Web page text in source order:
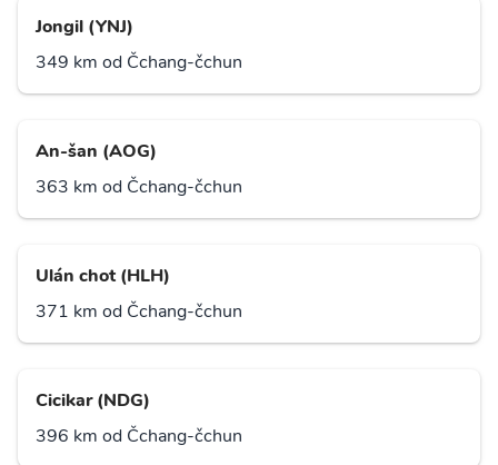
Jongil (YNJ)
349 km od Čchang-čchun
An-šan (AOG)
363 km od Čchang-čchun
Ulán chot (HLH)
371 km od Čchang-čchun
Cicikar (NDG)
396 km od Čchang-čchun